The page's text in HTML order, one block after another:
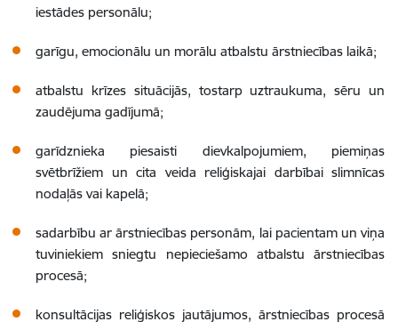
iestādes personālu;
garīgu, emocionālu un morālu atbalstu ārstniecības laikā;
atbalstu krīzes situācijās, tostarp uztraukuma, sēru un
zaudējuma gadījumā;
garīdznieka piesaisti dievkalpojumiem, piemiņas
svētbrīžiem un cita veida reliģiskajai darbībai slimnīcas
nodaļās vai kapelā;
sadarbību ar ārstniecības personām, lai pacientam un viņa
tuviniekiem sniegtu nepieciešamo atbalstu ārstniecības
procesā;
konsultācijas reliģiskos jautājumos, ārstniecības procesā